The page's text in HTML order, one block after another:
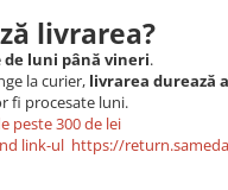
livrarea?
de luni până vineri.
la curier, livrarea durează
fi procesate luni.
peste 300 de lei
link-ul https://